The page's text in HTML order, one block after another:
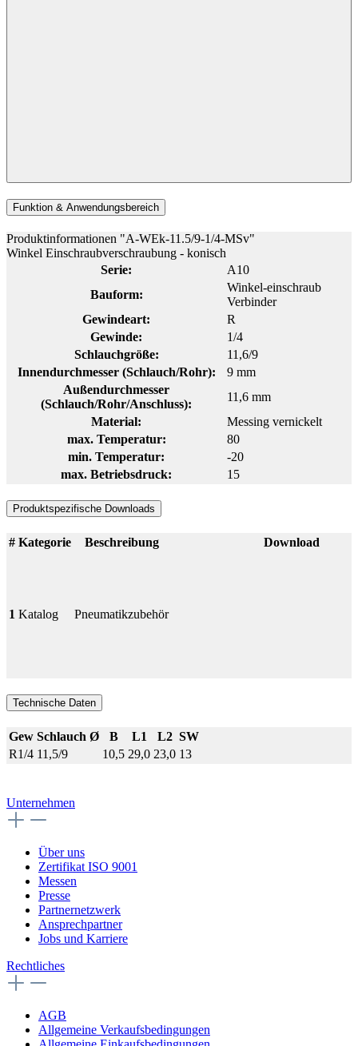
Funktion & Anwendungsbereich
Produktinformationen "A-WEk-11.5/9-1/4-MSv"
Winkel Einschraubverschraubung - konisch
Serie:
A10
Bauform:
Winkel-einschraub
Verbinder
Gewindeart:
R
Gewinde:
1/4
Schlauchgröße:
11,6/9
Innendurchmesser (Schlauch/Rohr):
9 mm
Außendurchmesser
(Schlauch/Rohr/Anschluss):
11,6 mm
Material:
Messing vernickelt
max. Temperatur:
80
min. Temperatur:
-20
max. Betriebsdruck:
15
Produktspezifische Downloads
# Kategorie Beschreibung Download
1 Katalog Pneumatikzubehör
Technische Daten
Gew Schlauch Ø B L1 L2 SW
R1/4 11,5/9 10,5 29,0 23,0 13
Unternehmen
Über uns
Zertifikat ISO 9001
Messen
Presse
Partnernetzwerk
Ansprechpartner
Jobs und Karriere
Rechtliches
AGB
Allgemeine Verkaufsbedingungen